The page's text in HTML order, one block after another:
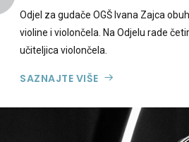
Odjel za gudače OGŠ Ivana Zajca
violine i violončela. Na Odjelu rade
učiteljica violončela.
SAZNAJTE VIŠE